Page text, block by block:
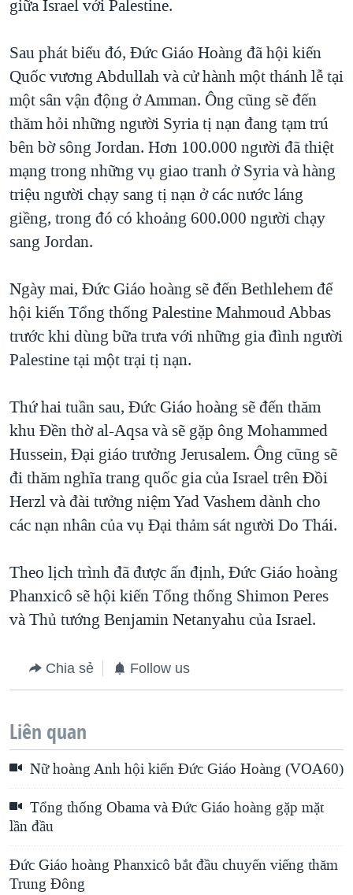
giữa Israel với Palestine.
Sau phát biểu đó, Đức Giáo Hoàng đã hội kiến
Quốc vương Abdullah và cử hành một thánh lễ tại
một sân vận động ở Amman. Ông cũng sẽ đến
thăm hỏi những người Syria tị nạn đang tạm trú
bên bờ sông Jordan. Hơn 100.000 người đã thiệt
mạng trong những vụ giao tranh ở Syria và hàng
triệu người chạy sang tị nạn ở các nước láng
giềng, trong đó có khoảng 600.000 người chạy
sang Jordan.
Ngày mai, Đức Giáo hoàng sẽ đến Bethlehem để
hội kiến Tổng thống Palestine Mahmoud Abbas
trước khi dùng bữa trưa với những gia đình người
Palestine tại một trại tị nạn.
Thứ hai tuần sau, Đức Giáo hoàng sẽ đến thăm
khu Đền thờ al-Aqsa và sẽ gặp ông Mohammed
Hussein, Đại giáo trưởng Jerusalem. Ông cũng sẽ
đi thăm nghĩa trang quốc gia của Israel trên Đồi
Herzl và đài tưởng niệm Yad Vashem dành cho
các nạn nhân của vụ Đại thảm sát người Do Thái.
Theo lịch trình đã được ấn định, Đức Giáo hoàng
Phanxicô sẽ hội kiến Tổng thống Shimon Peres
và Thủ tướng Benjamin Netanyahu của Israel.
Chia sẻ Follow us
Liên quan
Nữ hoàng Anh hội kiến Đức Giáo Hoàng (VOA60)
Tổng thống Obama và Đức Giáo hoàng gặp mặt
lần đầu
Đức Giáo hoàng Phanxicô bắt đầu chuyến viếng thăm
Trung Đông